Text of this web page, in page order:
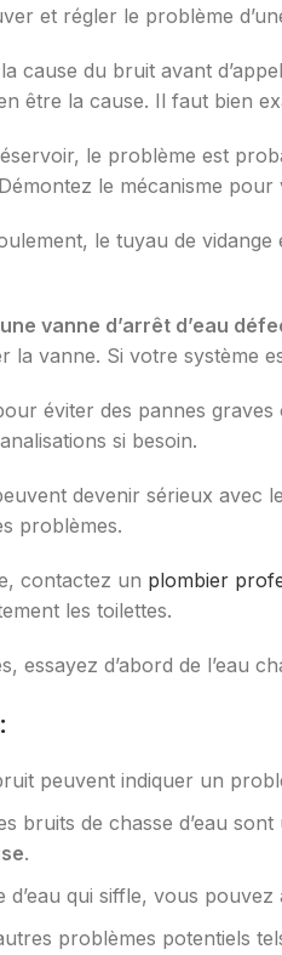
et régler le problème
cause du bruit avant
être la cause. Il faut bien
le problème est
le mécanisme
le tuyau de
une vanne d’arrêt d’eau
vanne. Si votre système
éviter des pannes
si besoin.
devenir sérieux avec
problèmes.
contactez un plombier
les toilettes.
essayez d’abord de l’eau
peuvent indiquer un
bruits de chasse d’eau
.
qui siffle, vous
problèmes potentiels